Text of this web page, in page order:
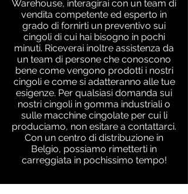
Warehouse, interagirai con un team di
vendita competente ed esperto in
grado di fornirti un preventivo sui
cingoli di cui hai bisogno in pochi
minuti. Riceverai inoltre assistenza da
un team di persone che conoscono
bene come vengono prodotti i nostri
cingoli e come si adatteranno alle tue
esigenze. Per qualsiasi domanda sui
nostri cingoli in gomma industriali o
sulle macchine cingolate per cui li
produciamo, non esitare a contattarci.
Con un centro di distribuzione in
Belgio, possiamo rimetterti in
carreggiata in pochissimo tempo!